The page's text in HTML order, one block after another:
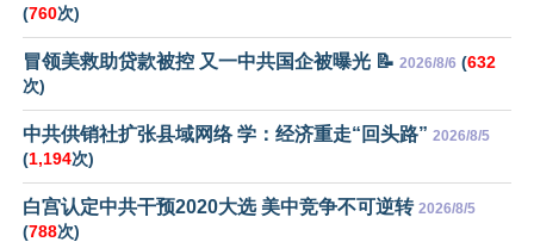
(760次)
冒领美救助贷款被控 又一中共国企被曝光 📝 2026/8/6 (632
次)
中共供销社扩张县域网络 学：经济重走“回头路” 2026/8/5
(1,194次)
白宫认定中共干预2020大选 美中竞争不可逆转 2026/8/5
(788次)